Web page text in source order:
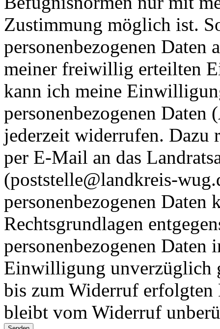
Zustimmung möglich ist.
personenbezogenen
meiner freiwillig erteilten
kann ich meine
personenbezogenen
jederzeit widerrufen.
per E-Mail an das
(poststelle@landkreis-
personenbezogenen Daten
Rechtsgrundlagen
personenbezogenen
Einwilligung unverzüglich
bis zum Widerruf erfolgten
bleibt vom Widerruf